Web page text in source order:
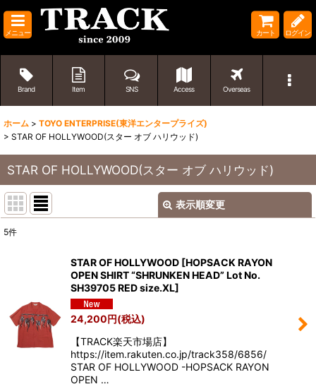
メニュー カート ログイン
Brand Item SNS Access Overseas
ホーム > TOYO ENTERPRISE(東洋エンタープライズ)
> STAR OF HOLLYWOOD(スター オブ ハリウッド)
STAR OF HOLLYWOOD(スター オブ ハリウッド)
表示順変更
絞り込む
5件
STAR OF HOLLYWOOD [HOPSACK RAYON
OPEN SHIRT “SHRUNKEN HEAD” Lot No.
SH39705 RED size.XL]
24,200円(税込)
【TRACK楽天市場店】
https://item.rakuten.co.jp/track358/6856/
STAR OF HOLLYWOOD -HOPSACK RAYON
OPEN …